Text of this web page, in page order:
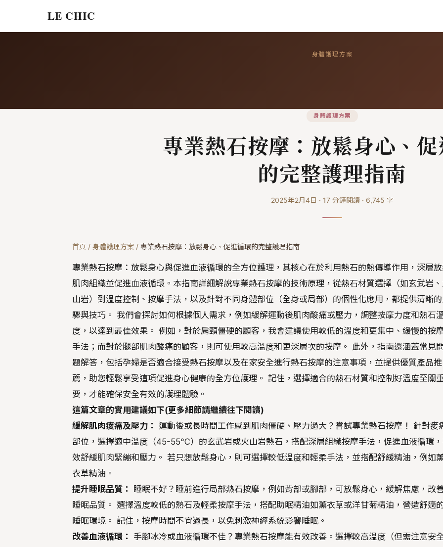
LE CHIC
身體護理方案
身體護理方案
專業熱石按摩：放鬆身心、
的完整護理指南
2025年2月4日 · 17 分鐘閱讀 · 6,745 字
首頁 / 身體護理方案 / 專業熱石按摩：放鬆身心、促進循環的完整護理指南
專業熱石按摩：放鬆身心與促進血液循環的全方位護理，其核心在於利用熱石的熱傳導作用，深層
肌肉組織並促進血液循環。本指南詳細解說專業熱石按摩的技術原理，從熱石材質選擇（如玄武岩
山岩）到溫度控制、按摩手法，以及針對不同身體部位（全身或局部）的個性化應用，都提供清晰
驟與技巧。 我們會探討如何根據個人需求，例如緩解運動後肌肉酸痛或壓力，調整按摩力度和熱石溫
度，以達到最佳效果。 例如，對於肩頸僵硬的顧客，我會建議使用較低的溫度和更集中、緩慢的按
手法；而對於腿部肌肉酸痛的顧客，則可使用較高溫度和更深層次的按摩。 此外，指南還涵蓋常見問
題解答，包括孕婦是否適合接受熱石按摩以及在家安全進行熱石按摩的注意事項，並提供優質產品推
薦，助您輕鬆享受這項促進身心健康的全方位護理。 記住，選擇適合的熱石材質和控制好溫度至關
要，才能確保安全有效的護理體驗。
這篇文章的實用建議如下(更多細節請繼續往下閱讀)
緩解肌肉痠痛及壓力：
運動後或長時間工作感到肌肉僵硬、壓力過大？嘗試專業熱石按摩！ 針對痠
部位，選擇適中溫度（45-55℃）的玄武岩或火山岩熱石，搭配深層組織按摩手法，促進血液循環
效舒緩肌肉緊繃和壓力。 若只想放鬆身心，則可選擇較低溫度和輕柔手法，並搭配舒緩精油，例如
衣草精油。
提升睡眠品質：
睡眠不好？睡前進行局部熱石按摩，例如背部或腳部，可放鬆身心，緩解焦慮，改
睡眠品質。 選擇溫度較低的熱石及輕柔按摩手法，搭配助眠精油如薰衣草或洋甘菊精油，營造舒適
睡眠環境。 記住，按摩時間不宜過長，以免刺激神經系統影響睡眠。
改善血液循環：
手腳冰冷或血液循環不佳？專業熱石按摩能有效改善。選擇較高溫度（但需注意安